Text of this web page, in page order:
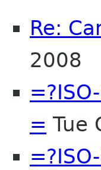
Re:
2008
= Tue